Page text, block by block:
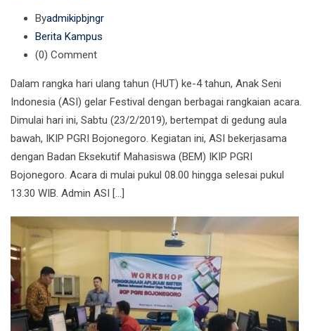
Byadmikipbjngr
Berita Kampus
(0) Comment
Dalam rangka hari ulang tahun (HUT) ke-4 tahun, Anak Seni
Indonesia (ASI) gelar Festival dengan berbagai rangkaian acara.
Dimulai hari ini, Sabtu (23/2/2019), bertempat di gedung aula
bawah, IKIP PGRI Bojonegoro. Kegiatan ini, ASI bekerjasama
dengan Badan Eksekutif Mahasiswa (BEM) IKIP PGRI
Bojonegoro. Acara di mulai pukul 08.00 hingga selesai pukul
13.30 WIB. Admin ASI […]